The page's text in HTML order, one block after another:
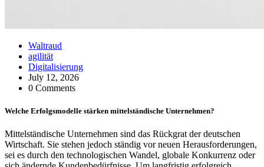
Waltraud
agilität
Digitalisierung
July 12, 2026
0 Comments
Welche Erfolgsmodelle stärken mittelständische Unternehmen?
Mittelständische Unternehmen sind das Rückgrat der deutschen
Wirtschaft. Sie stehen jedoch ständig vor neuen Herausforderungen,
sei es durch den technologischen Wandel, globale Konkurrenz oder